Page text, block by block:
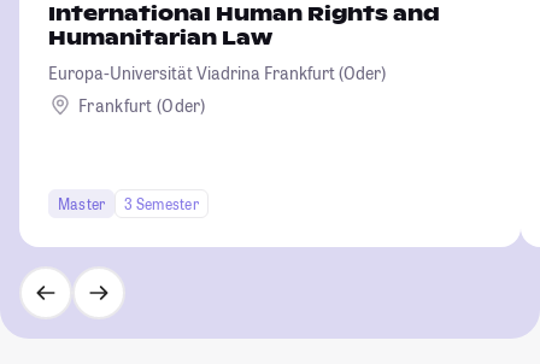
International Human Rights and
Humanitarian Law
Europa-Universität Viadrina Frankfurt (Oder)
Frankfurt (Oder)
Master 3 Semester